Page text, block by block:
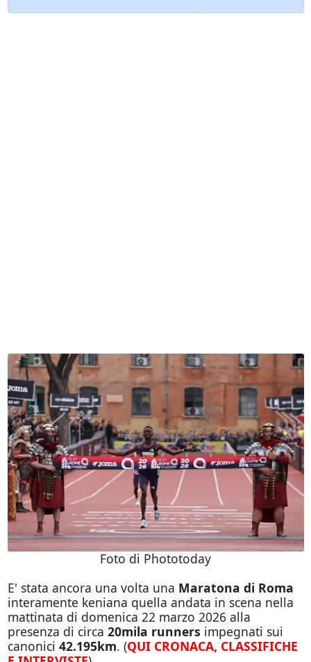
Foto di Phototoday
E' stata ancora una volta una Maratona di Roma
interamente keniana quella andata in scena nella
mattinata di domenica 22 marzo 2026 alla
presenza di circa 20mila runners impegnati sui
canonici 42.195km. (QUI CRONACA, CLASSIFICHE